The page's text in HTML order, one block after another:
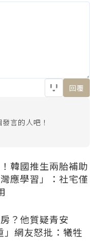
回覆
言的人吧！
韓國推生兩胎補助
應學習」：社宅僅
？他質疑青安
」網友怒批：犧牲